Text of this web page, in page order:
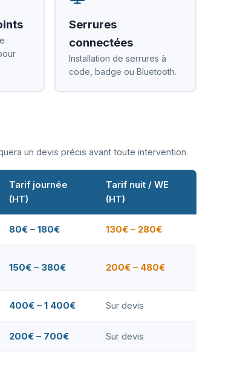
Serrures
connectées
Installation de serrures à
code, badge ou Bluetooth.
un devis précis avant toute intervention.
Tarif journée
(HT)
Tarif nuit / WE
(HT)
80€ – 180€ 130€ – 280€
150€ – 380€ 200€ – 480€
400€ – 1 400€ Sur devis
200€ – 700€ Sur devis